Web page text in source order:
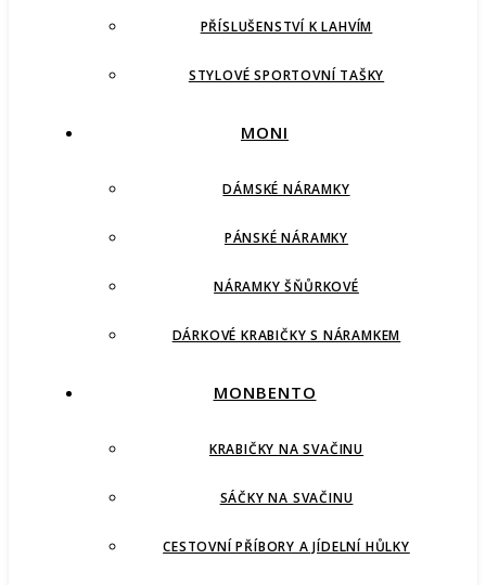
PŘÍSLUŠENSTVÍ K LAHVÍM
STYLOVÉ SPORTOVNÍ TAŠKY
MONI
DÁMSKÉ NÁRAMKY
PÁNSKÉ NÁRAMKY
NÁRAMKY ŠŇŮRKOVÉ
DÁRKOVÉ KRABIČKY S NÁRAMKEM
MONBENTO
KRABIČKY NA SVAČINU
SÁČKY NA SVAČINU
CESTOVNÍ PŘÍBORY A JÍDELNÍ HŮLKY